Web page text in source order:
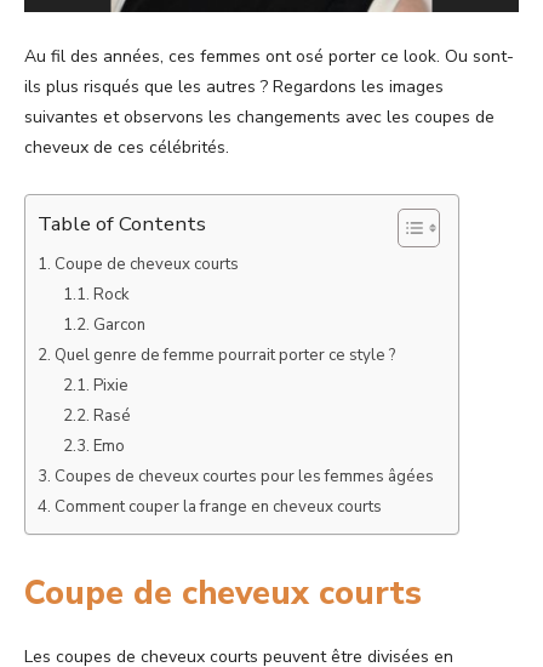
Au fil des années, ces femmes ont osé porter ce look. Ou sont-
ils plus risqués que les autres ? Regardons les images
suivantes et observons les changements avec les coupes de
cheveux de ces célébrités.
Table of Contents
Coupe de cheveux courts
Rock
Garcon
Quel genre de femme pourrait porter ce style ?
Pixie
Rasé
Emo
Coupes de cheveux courtes pour les femmes âgées
Comment couper la frange en cheveux courts
Coupe de cheveux courts
Les coupes de cheveux courts peuvent être divisées en